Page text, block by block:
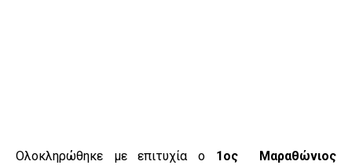
Ολοκληρώθηκε με επιτυχία ο 1ος Μαραθώνιος